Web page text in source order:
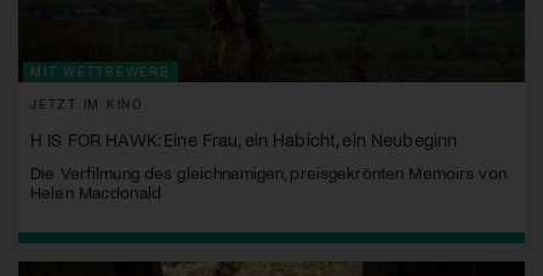
MIT WETTBEWERB
JETZT IM KINO
H IS FOR HAWK: Eine Frau, ein Habicht, ein Neubeginn
Die Verfilmung des gleichnamigen, preisgekrönten Memoirs von
Helen Macdonald